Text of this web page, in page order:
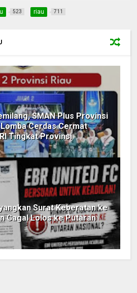
523 riau 711
SMAN Plus Provinsi
Lomba Cerdas Cermat
Tingkat Provinsi
Surat Keberatan ke
Gagal Lolos ke Putaran